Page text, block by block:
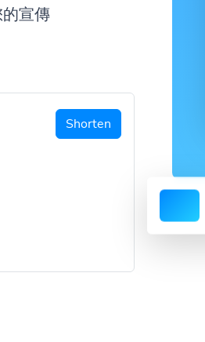
宣傳
Shorten